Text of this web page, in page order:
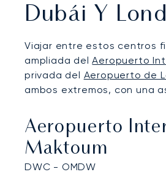
Dubái Y
Viajar entre estos centros
ampliada delAeropuerto
privada del Aeropuerto de
ambos extremos, con una
Aeropuerto
Maktoum
DWC - OMDW